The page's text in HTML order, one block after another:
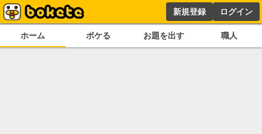
新規登録 ログイン
ホーム ボケる お題を出す 職人